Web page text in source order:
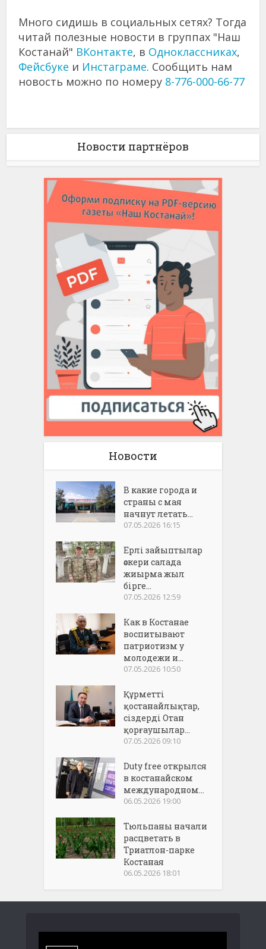
Много сидишь в социальных сетях? Тогда
читай полезные новости в группах "Наш
Костанай" ВКонтакте, в Одноклассниках,
Фейсбуке и Инстаграме. Сообщить нам
новость можно по номеру 8-776-000-66-77
Новости партнёров
Новости
В какие города и
страны с мая
начнут летать...
07.05.2026 16:15
Ерлі зайыптылар
әскери салада
жиырма жыл
бірге...
07.05.2026 12:59
Как в Костанае
воспитывают
патриотизм у
молодежи и...
07.05.2026 10:50
Құрметті
қостанайлықтар,
сіздерді Отан
қорғаушылар...
07.05.2026 09:10
Duty free открылся
в костанайском
международном...
06.05.2026 19:00
Тюльпаны начали
расцветать в
Триатлон-парке
Костаная
06.05.2026 18:01